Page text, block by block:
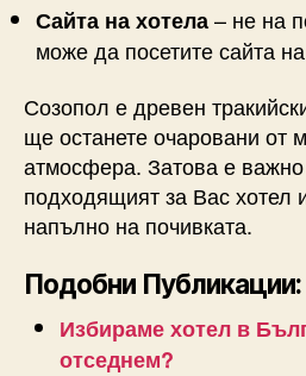
Сайта на хотела– не на
може да посетите сайта
Созопол е древен
ще останете очаровани от
атмосфера. Затова е
подходящият за Вас хотел
напълно на почивката.
Подобни Публикации:
Избираме хотел в
отседнем?